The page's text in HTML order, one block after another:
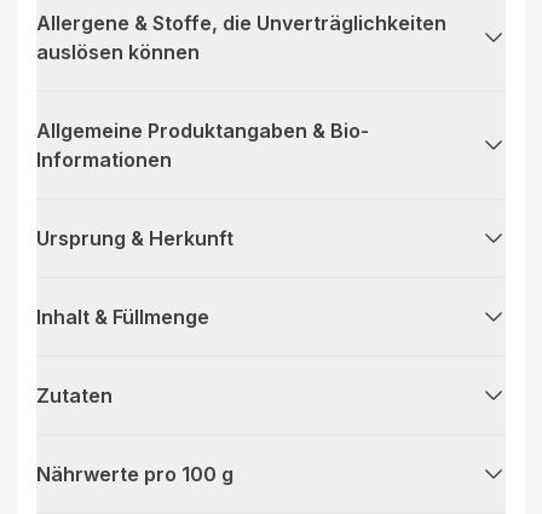
Allergene & Stoffe, die Unverträglichkeiten
auslösen können
Allgemeine Produktangaben & Bio-
Informationen
Ursprung & Herkunft
Inhalt & Füllmenge
Zutaten
Nährwerte pro 100 g